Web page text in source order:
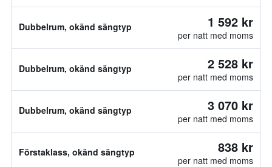
Dubbelrum, okänd sängtyp 1 592 kr
per natt med moms
Dubbelrum, okänd sängtyp 2 528 kr
per natt med moms
Dubbelrum, okänd sängtyp 3 070 kr
per natt med moms
Förstaklass, okänd sängtyp 838 kr
per natt med moms